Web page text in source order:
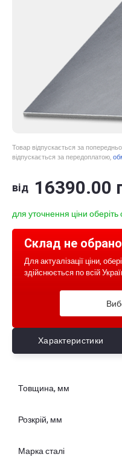
Товар відпускається за
відпускається за передоплатою,
від 16390.00
для уточнення ціни
Склад не
Для актуалізації ціни,
здійснюється по всій
Характеристики
Товщина, мм
Розкрій, мм
Марка сталі